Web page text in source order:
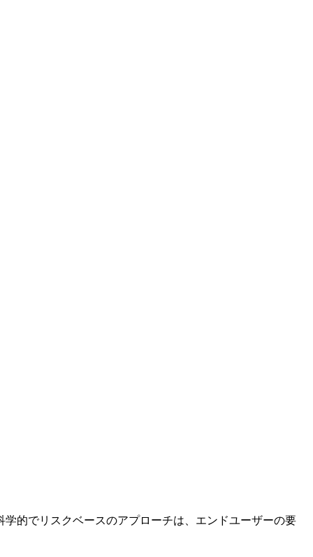
的でリスクベースのアプローチは、エンドユーザーの要